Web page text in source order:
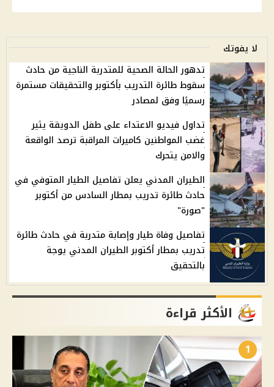
لا يفوتك
تدهور الحالة الصحية للمتدربة الناجية من حادث
سقوط طائرة التدريب بأكتوبر والتحقيقات مستمرة
رسميًا وفق لمصادر
تداول فيديو الاعتداء على طفل الدويقة يثير
غضب المواطنين كاميرات المراقبة ترصد الواقعة
والامن يتحرك
الطيران المدني يعلن تفاصيل الطيار المتوفي في
حادث طائرة تدريب بمطار السادس من أكتوبر
"صورة"
تفاصيل وفاة طيار وإصابة متدربة في حادث طائرة
تدريب بمطار أكتوبر الطيران المدني يوجة
بالتحقيق
الأكثر قراءة
1